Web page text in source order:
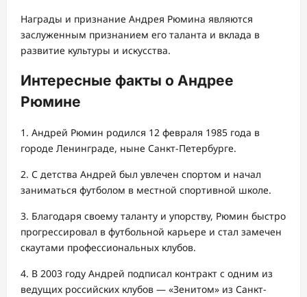
Награды и признание Андрея Рюмина являются
заслуженным признанием его таланта и вклада в
развитие культуры и искусства.
Интересные факты о Андрее
Рюмине
1. Андрей Рюмин родился 12 февраля 1985 года в
городе Ленинграде, ныне Санкт-Петербурге.
2. С детства Андрей был увлечен спортом и начал
заниматься футболом в местной спортивной школе.
3. Благодаря своему таланту и упорству, Рюмин быстро
прогрессировал в футбольной карьере и стал замечен
скаутами профессиональных клубов.
4. В 2003 году Андрей подписал контракт с одним из
ведущих российских клубов — «Зенитом» из Санкт-